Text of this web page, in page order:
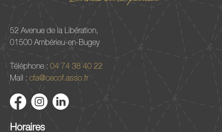
52 Avenue de la Libération,
01500 Ambérieu-en-Bugey
Téléphone : 04 74 38 40 22
Mail : cfa@cecof.asso.fr
Horaires